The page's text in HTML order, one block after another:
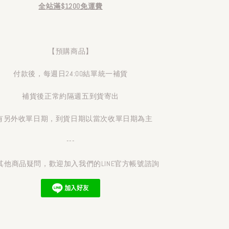
全站滿$1200免運費
【預購商品】
付款後，每週日24:00結單統一補貨
補貨後正常約隔週五到貨寄出
另外收單日期，到貨日期以當次收單日期為主
---
他商品疑問，歡迎加入我們的LINE官方帳號諮詢